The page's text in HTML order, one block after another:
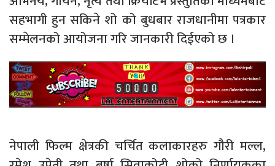
सहभागी हुन सकिने शो को बुधबार राजधानीमा पत्रकार
सम्मेलनको आयोजना गरि जानकारी दिईएको छ ।
नेपाली फिल्म क्षेत्रकी चर्चित कलाकारहरु गौरी मल्ल,